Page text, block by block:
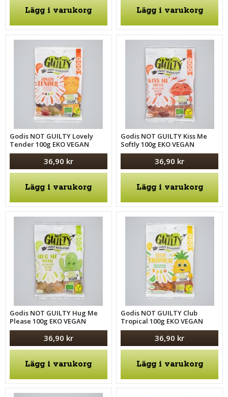
Lägg i varukorg Lägg i varukorg
Godis NOT GUILTY Lovely
Tender 100g EKO VEGAN
36,90 kr
Lägg i varukorg
Godis NOT GUILTY Kiss Me
Softly 100g EKO VEGAN
36,90 kr
Lägg i varukorg
Godis NOT GUILTY Hug Me
Please 100g EKO VEGAN
36,90 kr
Lägg i varukorg
Godis NOT GUILTY Club
Tropical 100g EKO VEGAN
36,90 kr
Lägg i varukorg